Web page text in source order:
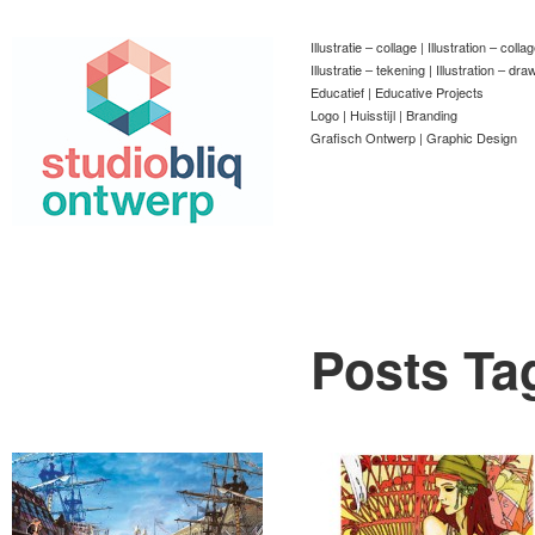
Illustratie – collage | Illustration –
Illustratie – tekening | Illustration –
Educatief | Educative Projects
Logo | Huisstijl | Branding
Grafisch Ontwerp | Graphic Design
Posts